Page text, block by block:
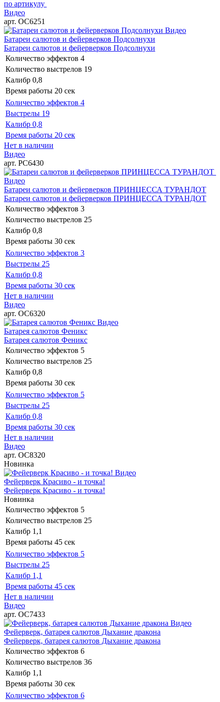
по артикулу
Видео
арт. ОС6251
Видео
Батареи салютов и фейерверков Подсолнухи
Батареи салютов и фейерверков Подсолнухи
Количество эффектов 4
Количество выстрелов 19
Калибр 0,8
Время работы 20 сек
Количество эффектов 4
Выстрелы 19
Калибр 0,8
Время работы 20 сек
Нет в наличии
Видео
арт. РС6430
Видео
Батареи салютов и фейерверков ПРИНЦЕССА ТУРАНДОТ
Батареи салютов и фейерверков ПРИНЦЕССА ТУРАНДОТ
Количество эффектов 3
Количество выстрелов 25
Калибр 0,8
Время работы 30 сек
Количество эффектов 3
Выстрелы 25
Калибр 0,8
Время работы 30 сек
Нет в наличии
Видео
арт. ОС6320
Видео
Батарея салютов Феникс
Батарея салютов Феникс
Количество эффектов 5
Количество выстрелов 25
Калибр 0,8
Время работы 30 сек
Количество эффектов 5
Выстрелы 25
Калибр 0,8
Время работы 30 сек
Нет в наличии
Видео
арт. ОС8320
Новинка
Видео
Фейерверк Красиво - и точка!
Фейерверк Красиво - и точка!
Новинка
Количество эффектов 5
Количество выстрелов 25
Калибр 1,1
Время работы 45 сек
Количество эффектов 5
Выстрелы 25
Калибр 1,1
Время работы 45 сек
Нет в наличии
Видео
арт. ОС7433
Видео
Фейерверк, батарея салютов Дыхание дракона
Фейерверк, батарея салютов Дыхание дракона
Количество эффектов 6
Количество выстрелов 36
Калибр 1,1
Время работы 30 сек
Количество эффектов 6